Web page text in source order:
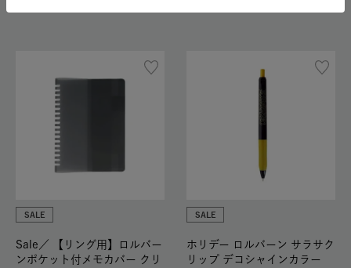
SALE
Sale／
【リング用】ロルバー
ンポケット付メモカバー クリ
SALE
ホリデー ロルバーン サラサク
リップ デコシャインカラー